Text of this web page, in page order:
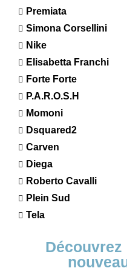
Premiata
Simona Corsellini
Nike
Elisabetta Franchi
Forte Forte
P.A.R.O.S.H
Momoni
Dsquared2
Carven
Diega
Roberto Cavalli
Plein Sud
Tela